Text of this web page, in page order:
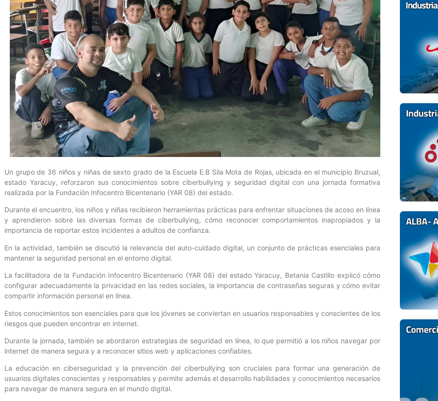
Un grupo de 36 niños y niñas de sexto grado de la Escuela E.B Sila Mota de Rojas, ubicada en el municipio Bruzual,
estado Yaracuy, reforzaron sus conocimientos sobre ciberbullying y seguridad digital con una jornada formativa
realizada por la Fundación Infocentro Bicentenario (YAR 08) del estado.
Durante el encuentro, los niños y niñas recibieron herramientas prácticas para enfrentar situaciones de acoso en línea
y aprendieron sobre las diversas formas de ciberbullying, cómo reconocer comportamientos inapropiados y la
importancia de reportar estos incidentes a adultos de confianza.
En la actividad, también se discutió la relevancia del auto-cuidado digital, un conjunto de prácticas esenciales para
mantener la seguridad personal en el entorno digital.
La facilitadora de la Fundación Infocentro Bicentenario (YAR 08) del estado Yaracuy, Betania Castillo explicó cómo
configurar adecuadamente la privacidad en las redes sociales, la importancia de contraseñas seguras y cómo evitar
compartir información personal en línea.
Estos conocimientos son esenciales para que los jóvenes se conviertan en usuarios responsables y conscientes de los
riesgos que pueden encontrar en internet.
Durante la jornada, también se abordaron estrategias de seguridad en línea, lo que permitió a los niños navegar por
internet de manera segura y a reconocer sitios web y aplicaciones confiables.
La educación en ciberseguridad y la prevención del ciberbullying son cruciales para formar una generación de
usuarios digitales conscientes y responsables y permite además el desarrollo habilidades y conocimientos necesarios
para navegar de manera segura en el mundo digital.